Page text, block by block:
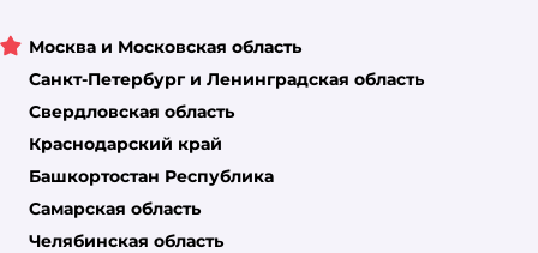
Москва и Московская область
Санкт-Петербург и Ленинградская область
Свердловская область
Краснодарский край
Башкортостан Республика
Самарская область
Челябинская область